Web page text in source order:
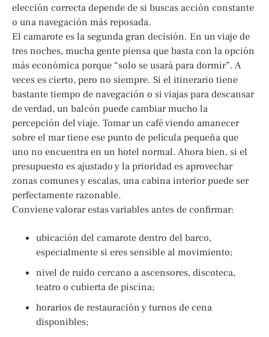
elección correcta depende de si buscas acción constante
o una navegación más reposada.
El camarote es la segunda gran decisión. En un viaje de
tres noches, mucha gente piensa que basta con la opción
más económica porque “solo se usará para dormir”. A
veces es cierto, pero no siempre. Si el itinerario tiene
bastante tiempo de navegación o si viajas para descansar
de verdad, un balcón puede cambiar mucho la
percepción del viaje. Tomar un café viendo amanecer
sobre el mar tiene ese punto de película pequeña que
uno no encuentra en un hotel normal. Ahora bien, si el
presupuesto es ajustado y la prioridad es aprovechar
zonas comunes y escalas, una cabina interior puede ser
perfectamente razonable.
Conviene valorar estas variables antes de confirmar:
ubicación del camarote dentro del barco,
especialmente si eres sensible al movimiento;
nivel de ruido cercano a ascensores, discoteca,
teatro o cubierta de piscina;
horarios de restauración y turnos de cena
disponibles;